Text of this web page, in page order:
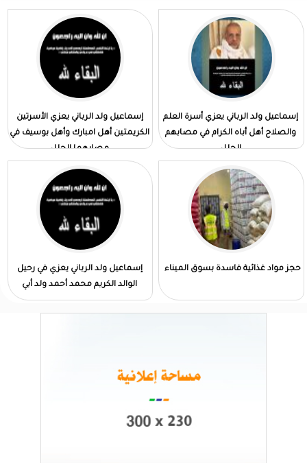
إسماعيل ولد الرباني يعزي أسرة العلم
والصلاح أهل أباه الكرام في مصابهم
الجلل
إسماعيل ولد الرباني يعزي الأسرتين
الكريمتين أهل امبارك وأهل بوسيف في
مصابهما الجلل
حجز مواد غذائية فاسدة بسوق الميناء
إسماعيل ولد الرباني يعزي في رحيل
الوالد الكريم محمد أحمد ولد أبي